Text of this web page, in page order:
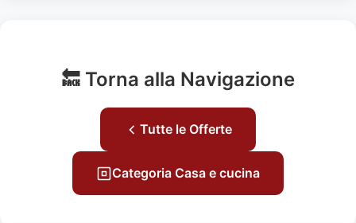
🔙 Torna alla Navigazione
Tutte le Offerte
Categoria Casa e cucina